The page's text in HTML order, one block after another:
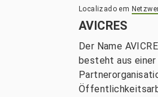
Localizado em
AVICRES
Der Name
besteht aus einer